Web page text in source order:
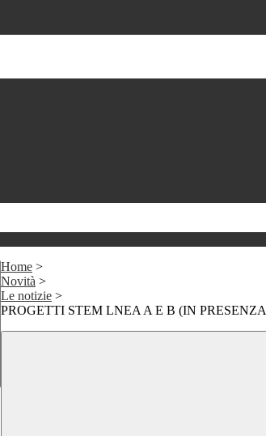
Home >
Novità >
Le notizie >
PROGETTI STEM LNEA A E B (IN